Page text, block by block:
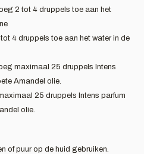
2 tot 4 druppels toe aan het
4 druppels toe aan het water in de
maximaal 25 druppels Intens
Amandel olie.
25 druppels Intens parfum
olie.
of puur op de huid gebruiken.